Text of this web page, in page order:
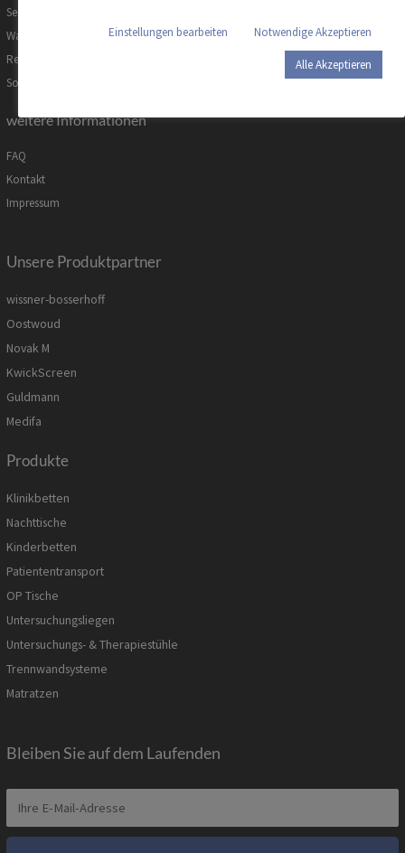
Servicemanagement
Wartung, Prüfung & Instandhaltung
Reparatur & Ersatzteile
Sonderanfertigungen
weitere Informationen
FAQ
Kontakt
Impressum
Unsere Produktpartner
wissner-bosserhoff
Oostwoud
Novak M
KwickScreen
Guldmann
Medifa
Produkte
Klinikbetten
Nachttische
Kinderbetten
Patiententransport
OP Tische
Untersuchungsliegen
Untersuchungs- & Therapiestühle
Trennwandsysteme
Matratzen
Bleiben Sie auf dem Laufenden
Einstellungen bearbeiten Notwendige Akzeptieren
Alle Akzeptieren